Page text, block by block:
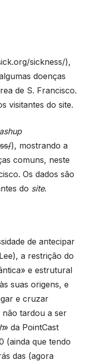
), mostrando a
comuns, neste
Os dados são
do site.
de antecipar
a restrição do
e estrutural
suas origens, e
e cruzar
tardou a ser
» da PointCast
(ainda que tendo
das (agora